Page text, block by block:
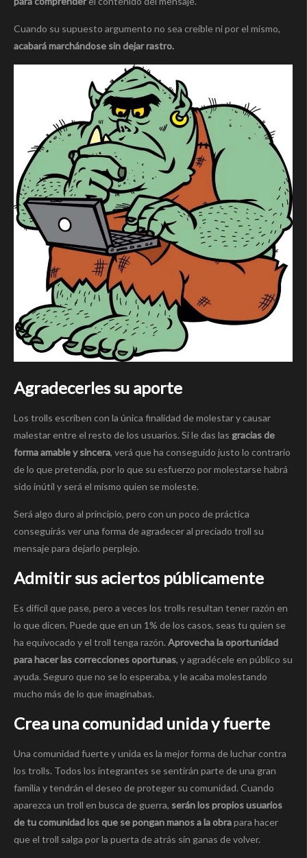
Cuando su supuesto argumento no sea creíble ni por el mismo,
acabará marchándose sin dejar rastro.
Agradecerles su aporte
Los trolls escriben con la única finalidad de molestar y causar
malestar entre el resto de los usuarios. Si le das las gracias de
forma amable y sincera, verá que ha conseguido justo lo contrario
de lo que pretendía, por lo que su esfuerzo por molestarse habrá
sido inútil y será el mismo quien se moleste.
Será algo duro al principio, pero con un poco de práctica
conseguirás ver una forma de agradecer al preciado troll su
mensaje para dejarlo perplejo.
Admitir sus aciertos públicamente
Es difícil que pase, pero a veces los trolls resultan tener razón en
lo que dicen. Puede que en un 1% de los casos, seas tu quien se
ha equivocado y el troll tenga razón. Aprovecha la oportunidad
para hacer las correcciones oportunas, y agradécele en público su
ayuda. Seguro que no se lo esperaba, y le acaba molestando
mucho más de lo que imaginabas.
Crea una comunidad unida y fuerte
Una comunidad fuerte y unida es la mejor forma de luchar contra
los trolls. Todos los integrantes se sentirán parte de una gran
familia y tendrán el deseo de proteger su comunidad. Cuando
aparezca un troll en busca de guerra, serán los propios usuarios
de tu comunidad los que se pongan manos a la obrapara hacer
que el troll salga por la puerta de atrás sin ganas de volver.